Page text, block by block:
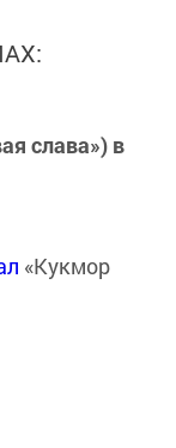
слава») в
«Кукмор